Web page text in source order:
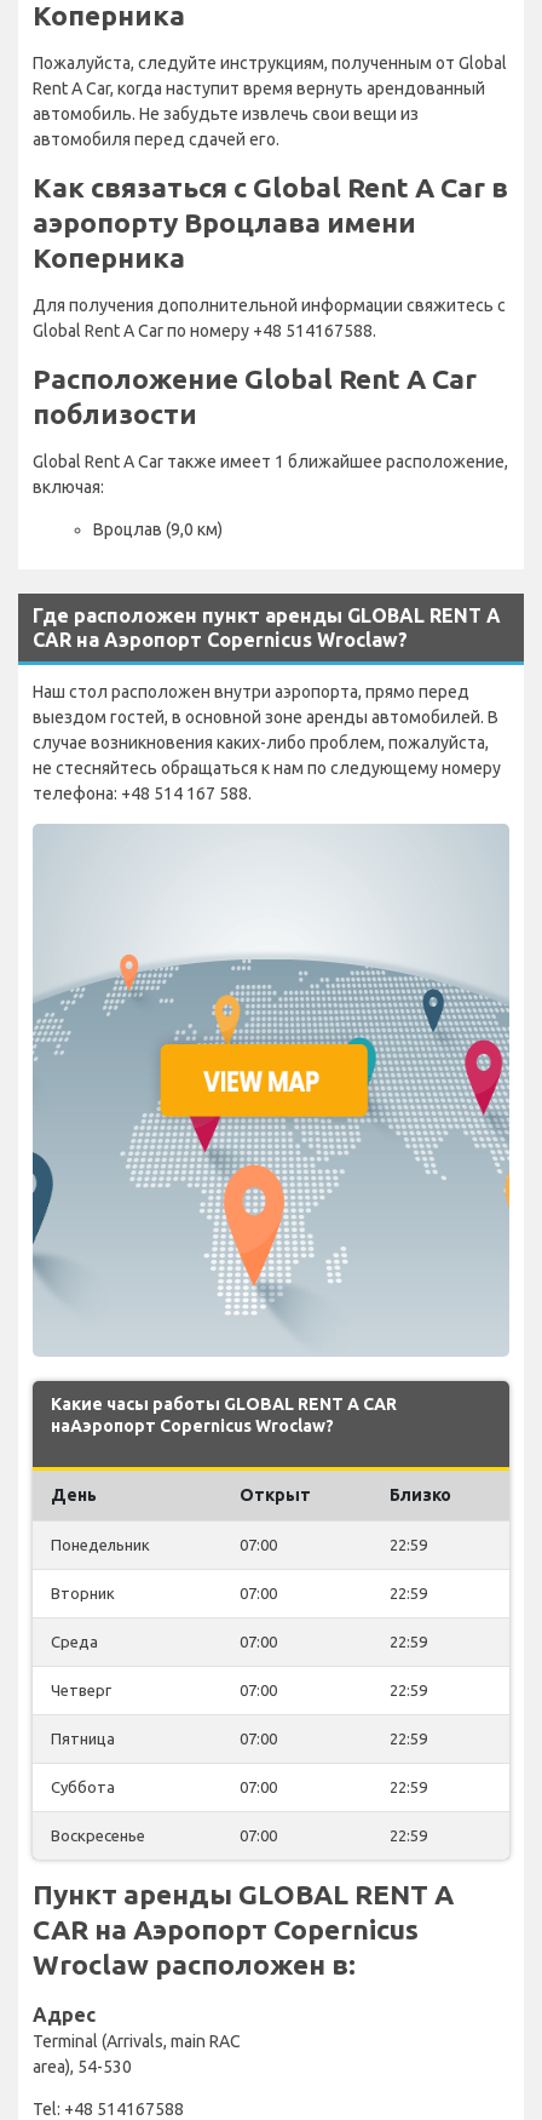
Коперника
Пожалуйста, следуйте инструкциям, полученным от Global
Rent A Car, когда наступит время вернуть арендованный
автомобиль. Не забудьте извлечь свои вещи из
автомобиля перед сдачей его.
Как связаться с Global Rent A Car в
аэропорту Вроцлава имени
Коперника
Для получения дополнительной информации свяжитесь с
Global Rent A Car по номеру +48 514167588.
Расположение Global Rent A Car
поблизости
Global Rent A Car также имеет 1 ближайшее расположение,
включая:
Вроцлав (9,0 км)
Где расположен пункт аренды GLOBAL RENT A
CAR на Аэропорт Copernicus Wroclaw?
Наш стол расположен внутри аэропорта, прямо перед
выездом гостей, в основной зоне аренды автомобилей. В
случае возникновения каких-либо проблем, пожалуйста,
не стесняйтесь обращаться к нам по следующему номеру
телефона: +48 514 167 588.
Какие часы работы GLOBAL RENT A CAR
наАэропорт Copernicus Wroclaw?
День Открыт Близко
Понедельник 07:00 22:59
Вторник 07:00 22:59
Среда 07:00 22:59
Четверг 07:00 22:59
Пятница 07:00 22:59
Суббота 07:00 22:59
Воскресенье 07:00 22:59
Пункт аренды GLOBAL RENT A
CAR на Аэропорт Copernicus
Wroclaw расположен в:
Адрес
Terminal (Arrivals, main RAC
area), 54-530
Tel: +48 514167588